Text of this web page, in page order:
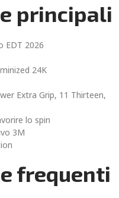
principali
EDT 2026
24K
Extra Grip, 11 Thirteen,
lo spin
3M
frequenti